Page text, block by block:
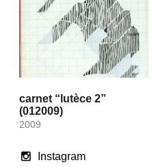
carnet “lutèce 2”
(012009)
2009
Instagram